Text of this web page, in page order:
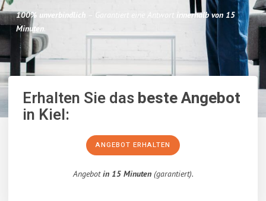
100% unverbindlich – Garantiert eine Antwort
innerhalb von 15
Minuten.
Erhalten Sie dasbeste Angebot
in Kiel:
ANGEBOT ERHALTEN
Angebotin 15 Minuten(garantiert).